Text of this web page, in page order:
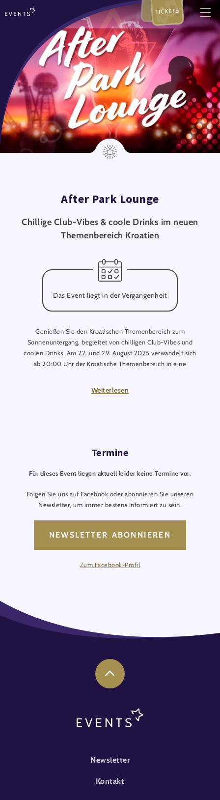
TICKETS
After Park Lounge
Chillige Club-Vibes & coole Drinks im neuen
Themenbereich Kroatien
Das Event liegt in der Vergangenheit
Genießen Sie den Kroatischen Themenbereich zum
Sonnenuntergang, begleitet von chilligen Club-Vibes und
coolen Drinks. Am 22. und 29. August 2025 verwandelt sich
ab 20:00 Uhr der Kroatische Themenbereich in eine
Speisenangebot und frischen Drinks.
Weiterlesen
Termine
Für dieses Event liegen aktuell leider keine Termine vor.
Folgen Sie uns auf Facebook oder abonnieren Sie unseren
Newsletter, um immer bestens Informiert zu sein.
NEWSLETTER ABONNIEREN
Zum Facebook-Profil
FOOTER-EVENT
Newsletter
Kontakt